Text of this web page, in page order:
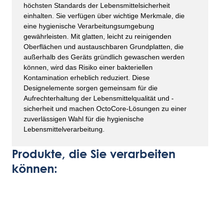
höchsten Standards der Lebensmittelsicherheit
einhalten. Sie verfügen über wichtige Merkmale, die
eine hygienische Verarbeitungsumgebung
gewährleisten. Mit glatten, leicht zu reinigenden
Oberflächen und austauschbaren Grundplatten, die
außerhalb des Geräts gründlich gewaschen werden
können, wird das Risiko einer bakteriellen
Kontamination erheblich reduziert. Diese
Designelemente sorgen gemeinsam für die
Aufrechterhaltung der Lebensmittelqualität und -
sicherheit und machen OctoCore-Lösungen zu einer
zuverlässigen Wahl für die hygienische
Lebensmittelverarbeitung.
Produkte, die Sie verarbeiten
können: